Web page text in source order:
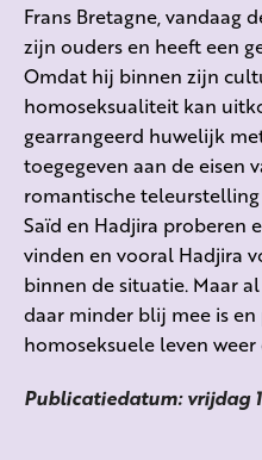
Frans Bretagne, vandaag
zijn ouders en heeft een
Omdat hij binnen zijn
homoseksualiteit kan
gearrangeerd huwelijk
toegegeven aan de eisen
romantische
Saïd en Hadjira proberen
vinden en vooral Hadjira
binnen de situatie. Maar
daar minder blij mee is
homoseksuele leven weer
Publicatiedatum: vrijdag